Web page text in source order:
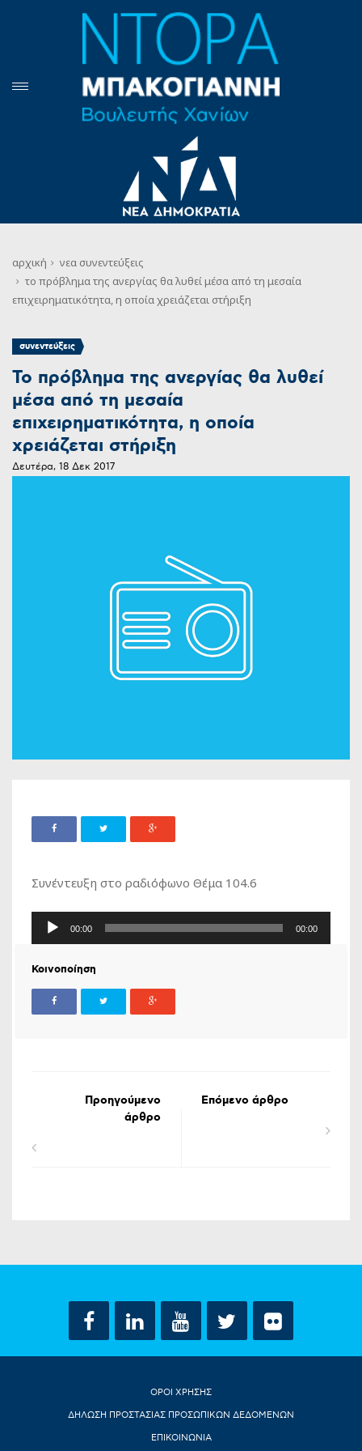
αρχική νεα συνεντεύξεις
το πρόβλημα της ανεργίας θα λυθεί μέσα από τη μεσαία
επιχειρηματικότητα, η οποία χρειάζεται στήριξη
συνεντεύξεις
Το πρόβλημα της ανεργίας θα λυθεί
μέσα από τη μεσαία
επιχειρηματικότητα, η οποία
χρειάζεται στήριξη
Δευτέρα, 18 Δεκ 2017
Συνέντευξη στο ραδιόφωνο Θέμα 104.6
Πρόγραμμα
00:00 00:00
Κοινοποίηση
Προηγούμενο
άρθρο
Επόμενο άρθρο
ΟΡΟΙ ΧΡΗΣΗΣ
ΔΗΛΩΣΗ ΠΡΟΣΤΑΣΙΑΣ ΠΡΟΣΩΠΙΚΩΝ ΔΕΔΟΜΕΝΩΝ
ΕΠΙΚΟΙΝΩΝΙΑ